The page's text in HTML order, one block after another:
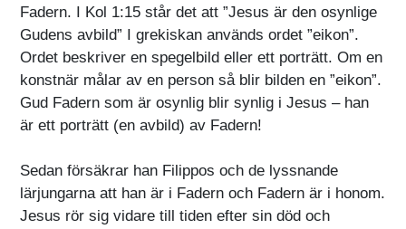
Fadern. I Kol 1:15 står det att ”Jesus är den osynlige
Gudens avbild” I grekiskan används ordet ”eikon”.
Ordet beskriver en spegelbild eller ett porträtt. Om en
konstnär målar av en person så blir bilden en ”eikon”.
Gud Fadern som är osynlig blir synlig i Jesus – han
är ett porträtt (en avbild) av Fadern!
Sedan försäkrar han Filippos och de lyssnande
lärjungarna att han är i Fadern och Fadern är i honom.
Jesus rör sig vidare till tiden efter sin död och